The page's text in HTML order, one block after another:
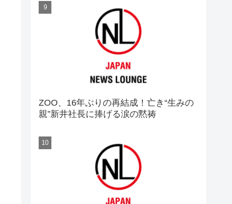
ZOO、16年ぶりの再結成！亡き“生みの
親”新井社長に捧げる涙の黙祷